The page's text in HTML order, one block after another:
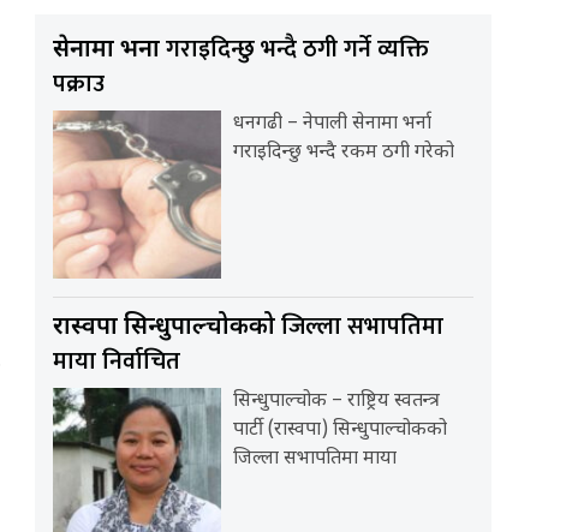
सेनामा भर्नागराइदिन्छु भन्दै ठगी गर्ने व्यक्ति
पक्राउ
धनगढी – नेपाली सेनामा भर्ना
गराइदिन्छु भन्दै रकम ठगी गरेको
रास्वपा सिन्धुपाल्चोककोजिल्ला सभापतिमा
माया निर्वाचित
सिन्धुपाल्चोक – राष्ट्रिय स्वतन्त्र
पार्टी (रास्वपा) सिन्धुपाल्चोकको
जिल्ला सभापतिमा माया